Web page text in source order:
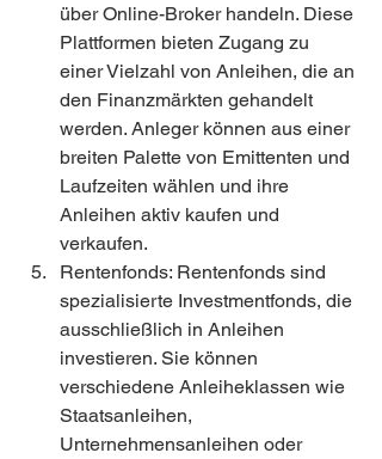
über Online-Broker handeln. Diese
Plattformen bieten Zugang zu
einer Vielzahl von Anleihen, die an
den Finanzmärkten gehandelt
werden. Anleger können aus einer
breiten Palette von Emittenten und
Laufzeiten wählen und ihre
Anleihen aktiv kaufen und
verkaufen.
Rentenfonds: Rentenfonds sind
spezialisierte Investmentfonds, die
ausschließlich in Anleihen
investieren. Sie können
verschiedene Anleiheklassen wie
Staatsanleihen,
Unternehmensanleihen oder